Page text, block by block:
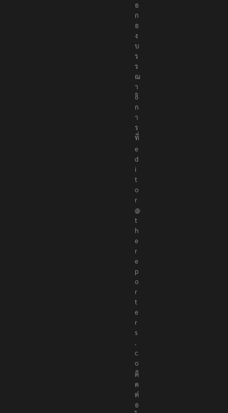
อ
ก
อ
ง
บ
ร
ร
ณ
า
ธิ
ก
า
ร
ที่
e
d
i
t
o
r
@
t
h
e
r
e
p
o
r
t
e
r
s
.
c
o
ติ
ด
ต่
อ